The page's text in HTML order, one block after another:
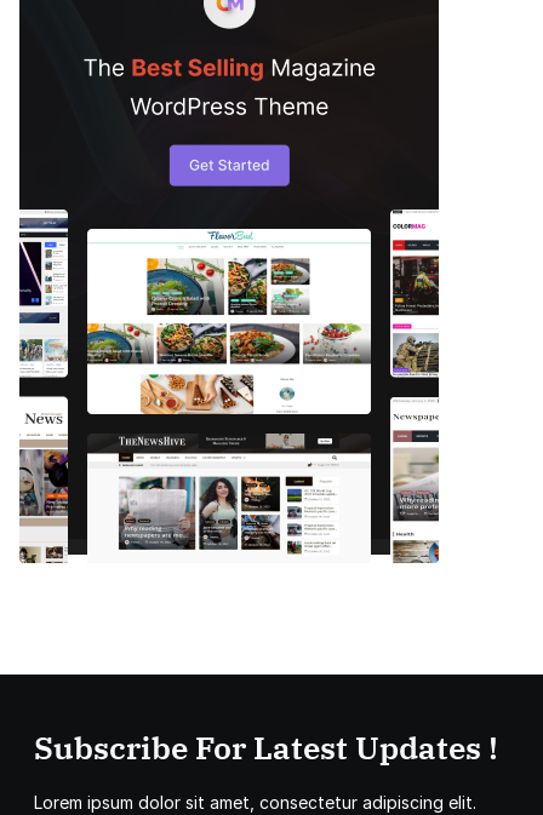
Subscribe For Latest Updates !
Lorem ipsum dolor sit amet, consectetur adipiscing elit.